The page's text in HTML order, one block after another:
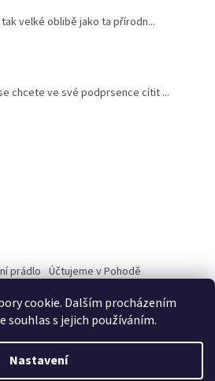
cookie. Dalším procházením
s jejich používáním.
Nastavení
velké oblibě jako ta přírodn...
chcete ve své podprsence cítit ...
prádlo Účtujeme v Pohodě